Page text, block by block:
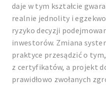
daje w tym kształcie
realnie jednolity i
ryzyko decyzji
inwestorów. Zmiana
praktyce przesądzić o
z certyfikatów, a projekt
prawidłowo zwołanych